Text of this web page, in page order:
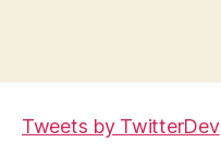
Tweets by TwitterDev